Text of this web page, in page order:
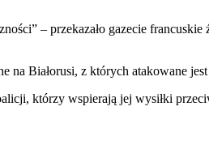
– przekazało gazecie francuskie
na Białorusi, z których atakowane
którzy wspierają jej wysiłki